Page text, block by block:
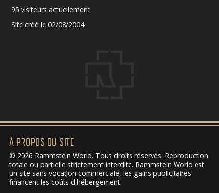
95 visiteurs actuellement
Site créé le 02/08/2004
À PROPOS DU SITE
© 2026 Rammstein World. Tous droits réservés. Reproduction
totale ou partielle strictement interdite. Rammstein World est
un site sans vocation commerciale, les gains publicitaires
financent les coûts d'hébergement.